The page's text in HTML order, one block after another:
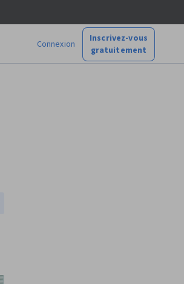
Connexion
Inscrivez-vous
gratuitement